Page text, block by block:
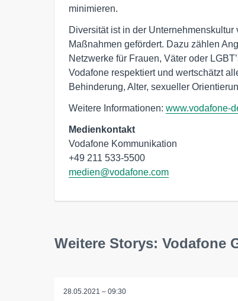
minimieren.
Diversität ist in der
Maßnahmen gefördert. Dazu zählen
Netzwerke für Frauen, Väter oder
Vodafone respektiert und wertschätzt
Behinderung, Alter, sexueller
Weitere Informationen: www.vodafone-
Medienkontakt
Vodafone Kommunikation
medien@vodafone.com
Weitere Storys: Vodafone
28.05.2021 – 09:30